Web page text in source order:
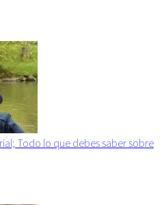
Todo lo que debes saber sobre